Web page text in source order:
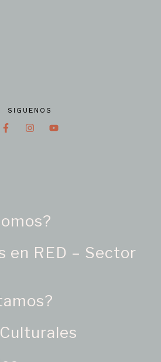
SIGUENOS
en RED – Sector